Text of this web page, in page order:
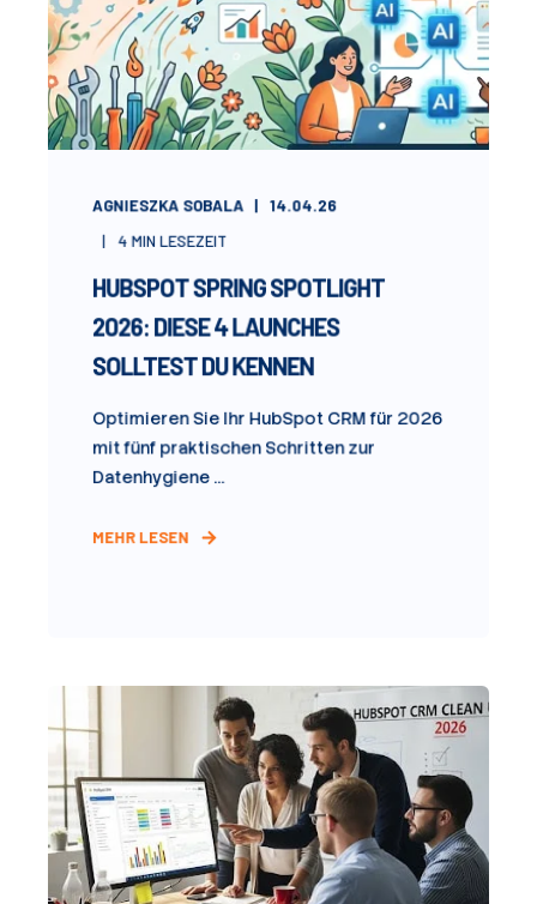
AGNIESZKA SOBALA
14.04.26
4 MIN LESEZEIT
HUBSPOT SPRING SPOTLIGHT
2026: DIESE 4 LAUNCHES
SOLLTEST DU KENNEN
Optimieren Sie Ihr HubSpot CRM für 2026
mit fünf praktischen Schritten zur
Datenhygiene ...
MEHR LESEN